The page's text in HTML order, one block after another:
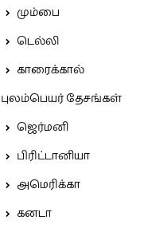
மும்பை
டெல்லி
காரைக்கால்
புலம்பெயர் தேசங்கள்
ஜெர்மனி
பிரிட்டானியா
அமெரிக்கா
கனடா